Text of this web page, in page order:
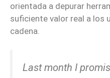
orientada a depurar
suficiente valor real a los
cadena.
Last month I